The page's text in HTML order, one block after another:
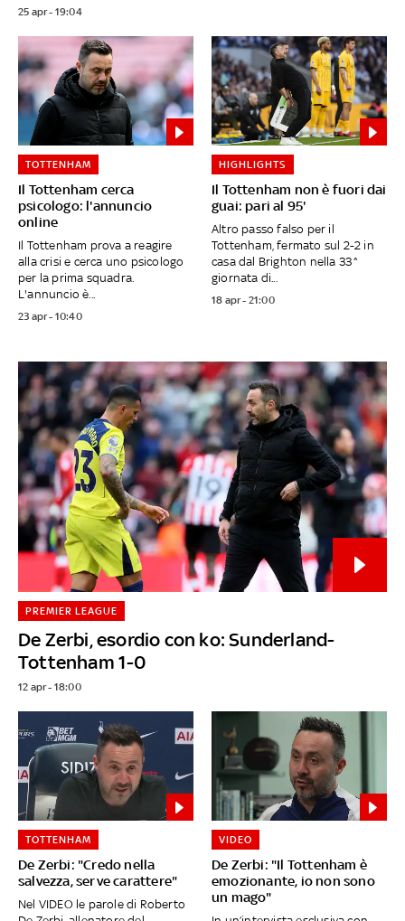
25 apr - 19:04
Il Tottenham cerca
psicologo: l'annuncio
online
TOTTENHAM
Il Tottenham prova a reagire
alla crisi e cerca uno psicologo
per la prima squadra.
L'annuncio è...
23 apr - 10:40
Il Tottenham non è fuori dai
guai: pari al 95'
HIGHLIGHTS
Altro passo falso per il
Tottenham, fermato sul 2-2 in
casa dal Brighton nella 33^
giornata di...
18 apr - 21:00
De Zerbi, esordio con ko: Sunderland-
Tottenham 1-0
PREMIER LEAGUE
12 apr - 18:00
De Zerbi: "Credo nella
salvezza, serve carattere"
TOTTENHAM
Nel VIDEO le parole di Roberto
De Zerbi: "Il Tottenham è
emozionante, io non sono
un mago"
VIDEO